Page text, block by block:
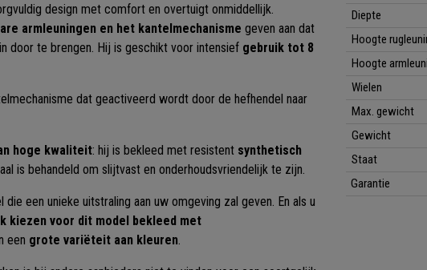
design met comfort en overtuigt onmiddellijk.
armleuningen en het kantelmechanisme geven aan dat
door te brengen. Hij is geschikt voor intensief gebruik tot 8
dat geactiveerd wordt door de hefhendel naar
hoge kwaliteit: hij is bekleed met resistent synthetisch
is behandeld om slijtvast en onderhoudsvriendelijk te zijn.
die een unieke uitstraling aan uw omgeving zal geven. En als u
kiezen voor dit model bekleed met
een grote variëteit aan kleuren.
Diepte
Hoogte
Hoogte
Wielen
Max. gewicht
Gewicht
Staat
Garantie